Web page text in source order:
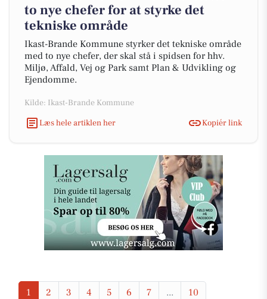
to nye chefer for at styrke det
tekniske område
Ikast-Brande Kommune styrker det tekniske område
med to nye chefer, der skal stå i spidsen for hhv.
Miljø, Affald, Vej og Park samt Plan & Udvikling og
Ejendomme.
Kilde: Ikast-Brande Kommune
Læs hele artiklen her
Kopiér link
1 2 3 4 5 6 7 ... 10